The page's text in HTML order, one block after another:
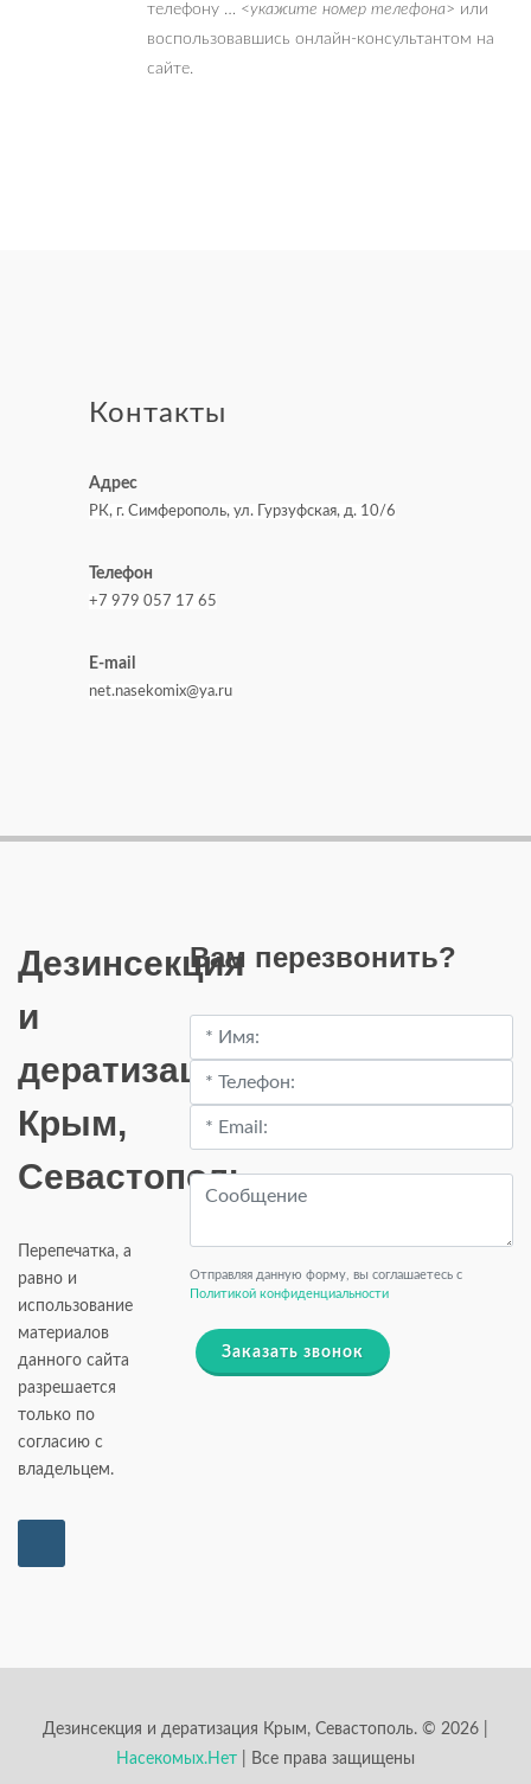
телефону … <укажите номер телефона> или
воспользовавшись онлайн-консультантом на
сайте.
Контакты
Адрес
РК, г. Симферополь, ул. Гурзуфская, д. 10/6
Телефон
+7 979 057 17 65
E-mail
net.nasekomix@ya.ru
Дезинсекция
и
дератизация
Крым,
Севастополь.
Перепечатка, а
равно и
использование
материалов
данного сайта
разрешается
только по
согласию с
владельцем.
Вам перезвонить?
Отправляя данную форму, вы соглашаетесь c
Политикой конфиденциальности
Заказать звонок
Дезинсекция и дератизация Крым, Севастополь. © 2026 |
Насекомых.Нет | Все права защищены